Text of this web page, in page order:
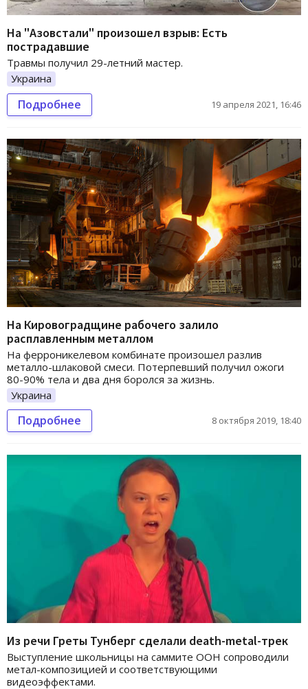
На "Азовстали" произошел взрыв: Есть
пострадавшие
Травмы получил 29-летний мастер.
Украина
Подробнее 19 апреля 2021, 16:46
На Кировоградщине рабочего залило
расплавленным металлом
На ферроникелевом комбинате произошел разлив
металло-шлаковой смеси. Потерпевший получил ожоги
80-90% тела и два дня боролся за жизнь.
Украина
Подробнее 8 октября 2019, 18:40
Из речи Греты Тунберг сделали death-metal-трек
Выступление школьницы на саммите ООН сопроводили
метал-композицией и соответствующими
видеоэффектами.